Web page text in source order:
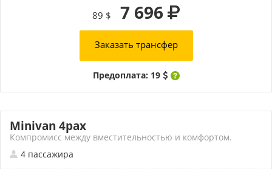
89 $ 7 696
Заказать трансфер
Предоплата: 19
Minivan 4pax
Компромисс между вместительностью и комфортом.
4 пассажира